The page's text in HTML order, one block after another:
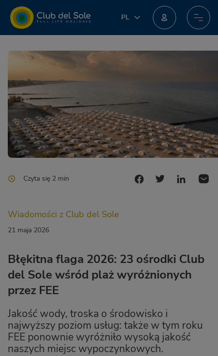
PL
Czyta się 2 min
Wiadomości z Club del Sole
21 maja 2026
Błękitna flaga 2026: 23 ośrodki Club
del Sole wśród plaż wyróżnionych
przez FEE
Jakość wody, troska o środowisko i
najwyższy poziom usług: także w tym roku
FEE ponownie wyróżniło wysoką jakość
naszych miejsc wypoczynkowych.